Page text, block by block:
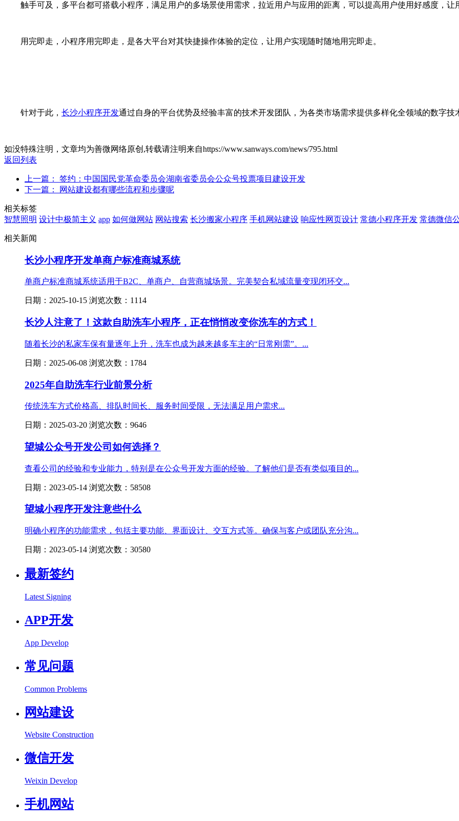
触手可及，多平台都可搭载小程序，满足用户的多场景使用需求，拉近用户与应用的距离，可以提高用户使用好感度，让
用完即走，小程序用完即走，是各大平台对其快捷操作体验的定位，让用户实现随时随地用完即走。
针对于此， 长沙小程序开发通过自身的平台优势及经验丰富的技术开发团队，为各类市场需求提供多样化全领域的数字技
如没特殊注明，文章均为善微网络原创,转载请注明来自https://www.sanways.com/news/795.html
返回列表
上一篇： 签约：中国国民党革命委员会湖南省委员会公众号投票项目建设开发
下一篇： 网站建设都有哪些流程和步骤呢
相关标签
智慧照明 设计中极简主义 app 如何做网站 网站搜索 长沙搬家小程序 手机网站建设 响应性网页设计 常德小程序开发 常德微信
相关新闻
长沙小程序开发单商户标准商城系统
单商户标准商城系统适用于B2C、单商户、自营商城场景。完美契合私域流量变现闭环交...
日期：2025-10-15 浏览次数：1114
长沙人注意了！这款自助洗车小程序，正在悄悄改变你洗车的方式！
随着长沙的私家车保有量逐年上升，洗车也成为越来越多车主的“日常刚需”。...
日期：2025-06-08 浏览次数：1784
2025年自助洗车行业前景分析
传统洗车方式价格高、排队时间长、服务时间受限，无法满足用户需求...
日期：2025-03-20 浏览次数：9646
望城公众号开发公司如何选择？
查看公司的经验和专业能力，特别是在公众号开发方面的经验。了解他们是否有类似项目的...
日期：2023-05-14 浏览次数：58508
望城小程序开发注意些什么
明确小程序的功能需求，包括主要功能、界面设计、交互方式等。确保与客户或团队充分沟...
日期：2023-05-14 浏览次数：30580
最新签约
Latest Signing
APP开发
App Develop
常见问题
Common Problems
网站建设
Website Construction
微信开发
Weixin Develop
手机网站